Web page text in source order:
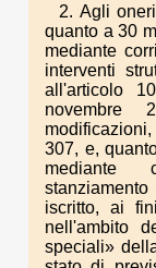
2. Agli
quanto a 30
mediante
interventi
all'articolo
novembre
307, e,
mediante
iscritto, ai
nell'ambito
speciali»